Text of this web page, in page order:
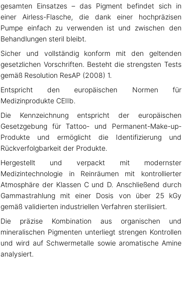
gesamten Einsatzes – das Pigment befindet sich in
einer Airless-Flasche, die dank einer hochpräzisen
Pumpe einfach zu verwenden ist und zwischen den
Behandlungen steril bleibt.
Sicher und vollständig konform mit den geltenden
gesetzlichen Vorschriften. Besteht die strengsten Tests
gemäß Resolution ResAP (2008) 1.
Entspricht den europäischen Normen für
Medizinprodukte CEIIb.
Die Kennzeichnung entspricht der europäischen
Gesetzgebung für Tattoo- und Permanent-Make-up-
Produkte und ermöglicht die Identifizierung und
Rückverfolgbarkeit der Produkte.
Hergestellt und verpackt mit modernster
Medizintechnologie in Reinräumen mit kontrollierter
Atmosphäre der Klassen C und D. Anschließend durch
Gammastrahlung mit einer Dosis von über 25 kGy
gemäß validierten industriellen Verfahren sterilisiert.
Die präzise Kombination aus organischen und
mineralischen Pigmenten unterliegt strengen Kontrollen
und wird auf Schwermetalle sowie aromatische Amine
analysiert.